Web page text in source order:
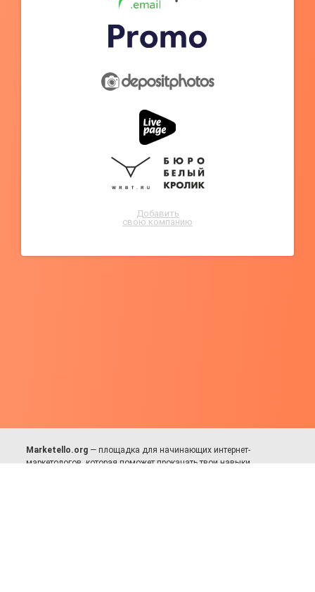
Добавить
свою компанию
Marketello.org — площадка для начинающих интернет-
маркетологов, которая поможет прокачать твои навыки.